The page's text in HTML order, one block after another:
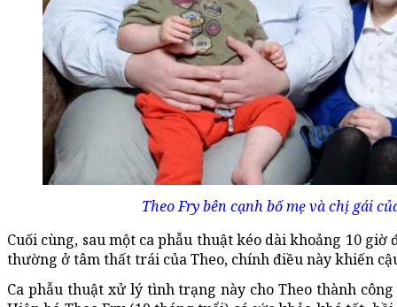
Theo Fry bên cạnh bố mẹ và chị gái
Cuối cùng, sau một ca phẫu thuật kéo dài khoảng 10
thường ở tâm thất trái của Theo, chính điều này khiến
Ca phẫu thuật xử lý tình trạng này cho Theo thành